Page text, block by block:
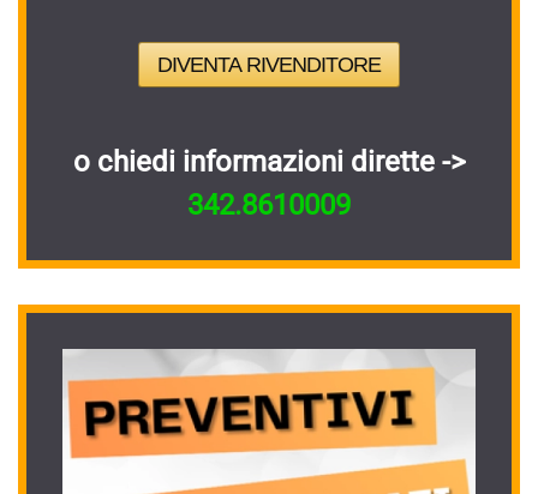
DIVENTA RIVENDITORE
o chiedi informazioni dirette ->
342.8610009